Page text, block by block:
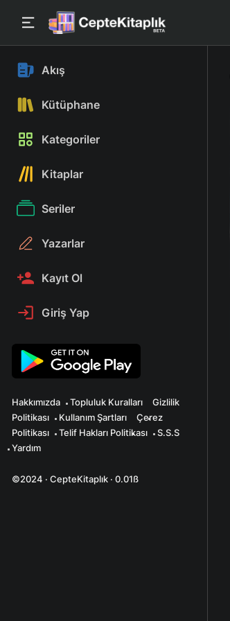
Akış
Kütüphane
Kategoriler
Kitaplar
Seriler
Yazarlar
Kayıt Ol
Giriş Yap
Hakkımızda Topluluk Kuralları
Gizlilik
Politikası
Kullanım Şartları
Çerez
Politikası
Telif Hakları Politikası
S.S.S
Yardım
©2024 · CepteKitaplık · 0.01ß